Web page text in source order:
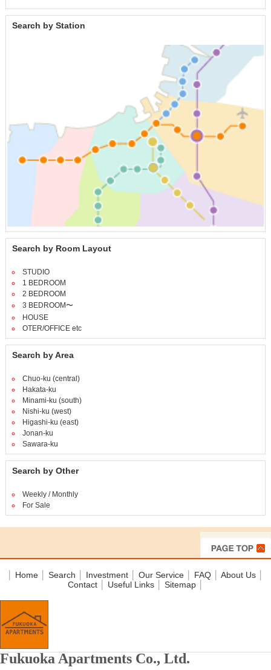
Search by Station
Search by Room Layout
STUDIO
1 BEDROOM
2 BEDROOM
3 BEDROOM〜
HOUSE
OTER/OFFICE etc
Search by Area
Chuo-ku (central)
Hakata-ku
Minami-ku (south)
Nishi-ku (west)
Higashi-ku (east)
Jonan-ku
Sawara-ku
Search by Other
Weekly / Monthly
For Sale
Home Search Investment Our Service FAQ About Us
Contact│ Useful Links│ Sitemap│
Fukuoka Apartments Co., Ltd.